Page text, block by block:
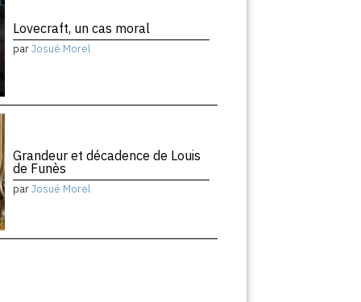
Lovecraft, un cas moral
parJosué Morel
Grandeur et décadence de Louis
de Funès
parJosué Morel